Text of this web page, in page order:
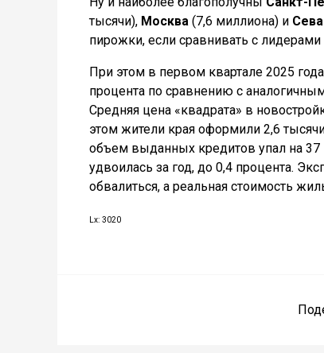
тысячи), Москва (7,6 миллиона) и
пирожки, если сравнивать с лидерами
При этом в первом квартале 2025
процента по сравнению с
Средняя цена «квадрата» в
этом жители края оформили 2,6
объем выданных кредитов упал на 37
удвоилась за год, до 0,4 процента.
обвалиться, а реальная стоимость
Lx: 3020